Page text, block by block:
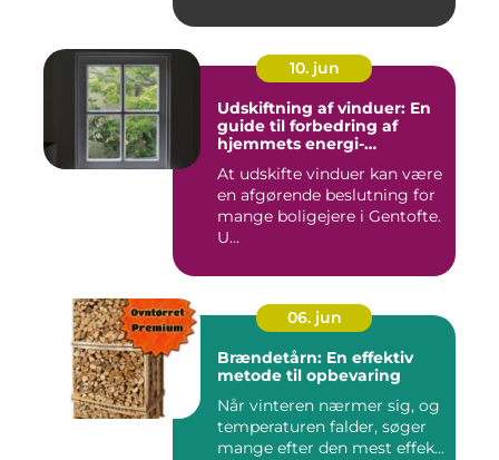
10. jun
Udskiftning af vinduer: En
guide til forbedring af
hjemmets energi-
At udskifte vinduer kan være
en afgørende beslutning for
mange boligejere i Gentofte.
U...
06. jun
Brændetårn: En effektiv
metode til opbevaring
Når vinteren nærmer sig, og
temperaturen falder, søger
mange efter den mest effek...